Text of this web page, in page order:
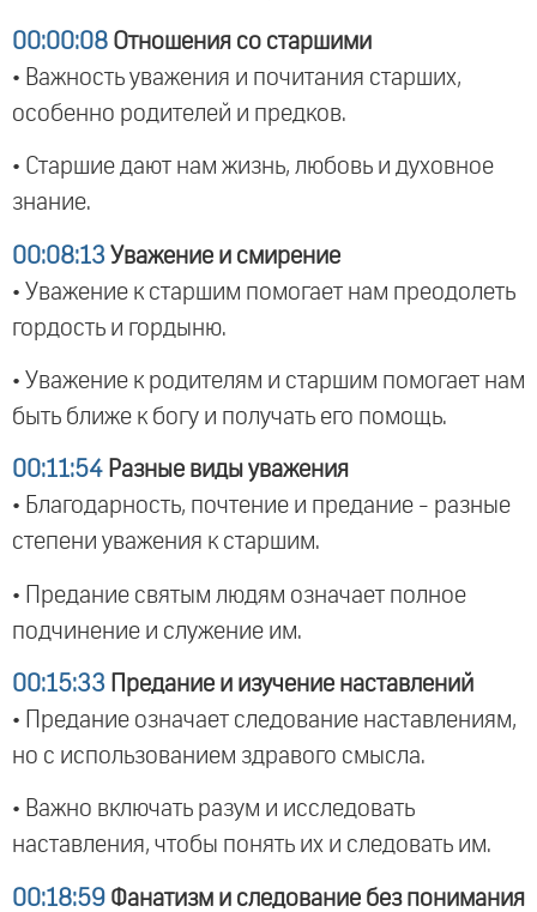
00:00:08 Отношения со старшими
• Важность уважения и почитания старших,
особенно родителей и предков.
• Старшие дают нам жизнь, любовь и духовное
знание.
00:08:13 Уважение и смирение
• Уважение к старшим помогает нам преодолеть
гордость и гордыню.
• Уважение к родителям и старшим помогает нам
быть ближе к богу и получать его помощь.
00:11:54 Разные виды уважения
• Благодарность, почтение и предание - разные
степени уважения к старшим.
• Предание святым людям означает полное
подчинение и служение им.
00:15:33 Предание и изучение наставлений
• Предание означает следование наставлениям,
но с использованием здравого смысла.
• Важно включать разум и исследовать
наставления, чтобы понять их и следовать им.
00:18:59 Фанатизм и следование без понимания